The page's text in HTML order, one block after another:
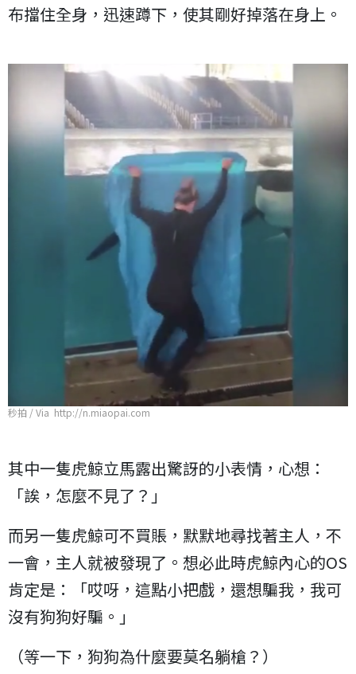
布擋住全身，迅速蹲下，使其剛好掉落在身上。
秒拍 / Via http://n.miaopai.com
其中一隻虎鯨立馬露出驚訝的小表情，心想：
「誒，怎麼不見了？」
而另一隻虎鯨可不買賬，默默地尋找著主人，不
一會，主人就被發現了。想必此時虎鯨內心的OS
肯定是：「哎呀，這點小把戲，還想騙我，我可
沒有狗狗好騙。」
（等一下，狗狗為什麼要莫名躺槍？）